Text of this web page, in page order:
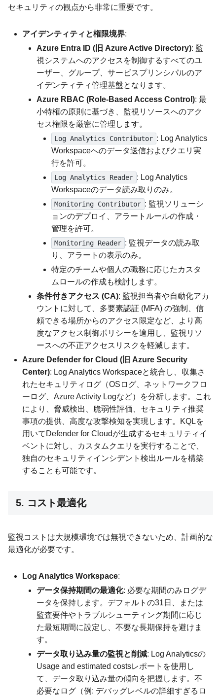
セキュリティの観点から非常に重要です。
アイデンティティと権限境界:
Azure Entra ID (旧 Azure Active Directory): 監
視システムへのアクセスを制御するすべてのユ
ーザー、グループ、サービスプリンシパルのア
イデンティティ管理基盤となります。
Azure RBAC (Role-Based Access Control): 最
小特権の原則に基づき、監視リソースへのアク
セス権限を厳密に管理します。
Log Analytics Contributor : Log Analytics
Workspaceへのデータ送信およびクエリ実
行を許可。
Log Analytics Reader : Log Analytics
Workspaceのデータ読み取りのみ。
Monitoring Contributor : 監視ソリューシ
ョンのデプロイ、アラートルールの作成・
管理を許可。
Monitoring Reader : 監視データの読み取
り、アラートの表示のみ。
特定のチームや個人の職務に応じたカスタ
ムロールの作成も検討します。
条件付きアクセス (CA): 監視担当者や自動化アカ
ウントに対して、多要素認証 (MFA) の強制、信
頼できる場所からのアクセス限定など、より高
度なアクセス制御ポリシーを適用し、監視リソ
ースへの不正アクセスリスクを軽減します。
Azure Defender for Cloud (旧 Azure Security
Center): Log Analytics Workspaceと統合し、収集さ
れたセキュリティログ（OSログ、ネットワークフロ
ーログ、Azure Activity Logなど）を分析します。これ
により、脅威検出、脆弱性評価、セキュリティ推奨
事項の提供、高度な攻撃検知を実現します。KQLを
用いてDefender for Cloudが生成するセキュリティイ
ベントに対し、カスタムクエリを実行することで、
独自のセキュリティインシデント検出ルールを構築
することも可能です。
5. コスト最適化
監視コストは大規模環境では無視できないため、計画的な
最適化が必要です。
Log Analytics Workspace:
データ保持期間の最適化: 必要な期間のみログデ
ータを保持します。デフォルトの31日、または
監査要件やトラブルシューティング期間に応じ
た最短期間に設定し、不要な長期保持を避けま
す。
データ取り込み量の監視と削減: Log Analyticsの
Usage and estimated costsレポートを使用し
て、データ取り込み量の傾向を把握します。不
必要なログ（例: デバッグレベルの詳細すぎるロ